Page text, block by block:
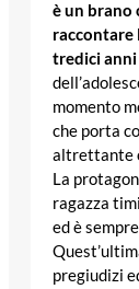
è un brano
raccontare
tredici anni
momento
che porta
altrettante
La
ragazza
ed è
pregiudizi